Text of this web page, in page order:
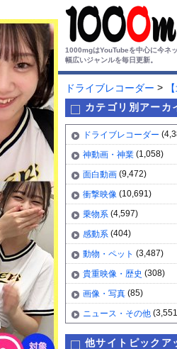
1000mgはYouTubeを中心に今ネ
幅広いジャンルを毎日更新。
ドライブレコーダー >
カテゴリ別アーカ
ドライブレコーダー
神動画・神業 (1,058)
面白動画 (9,472)
衝撃映像 (10,691)
乗物系 (4,597)
感動系 (404)
動物・ペット (3,487)
貴重映像・歴史 (308)
画像・写真 (85)
ニュース・その他
他サイトピックア